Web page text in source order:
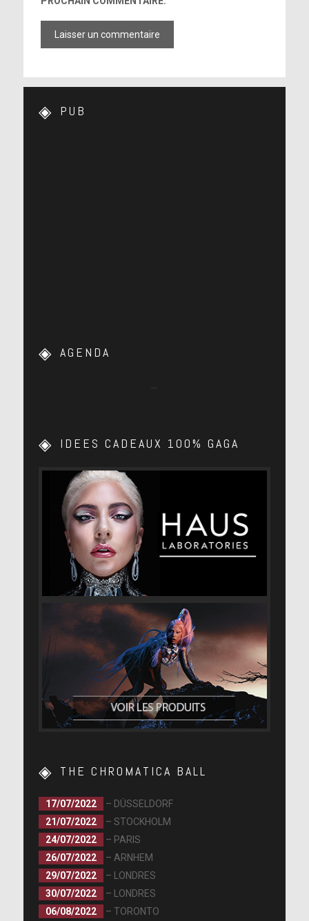
PUB
AGENDA
IDEES CADEAUX 100% GAGA
THE CHROMATICA BALL
17/07/2022
– DÜSSELDORF
21/07/2022
– STOCKHOLM
24/07/2022
– PARIS
26/07/2022
– ARNHEM
29/07/2022
– LONDRES
30/07/2022
– LONDRES
06/08/2022
– TORONTO